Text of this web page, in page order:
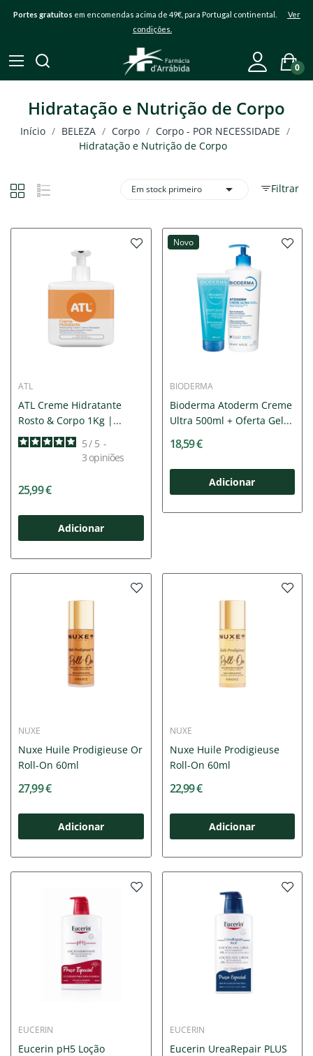
Portes gratuitos em encomendas acima de 49€, para Portugal continental. Ver
condições.
0
Hidratação e Nutrição de Corpo
Início BELEZA Corpo
Corpo - POR NECESSIDADE
Hidratação e Nutrição de Corpo
Filtrar
Em stock primeiro 
ATL
ATL Creme Hidratante
Rosto & Corpo 1Kg |...
5/ 5 -
3 opiniões
25,99 €
Adicionar
Novo
BIODERMA
Bioderma Atoderm Creme
Ultra 500ml + Oferta Gel...
18,59 €
Adicionar
NUXE
Nuxe Huile Prodigieuse Or
Roll-On 60ml
27,99 €
Adicionar
NUXE
Nuxe Huile Prodigieuse
Roll-On 60ml
22,99 €
Adicionar
EUCERIN
Eucerin pH5 Loção
EUCERIN
Eucerin UreaRepair PLUS